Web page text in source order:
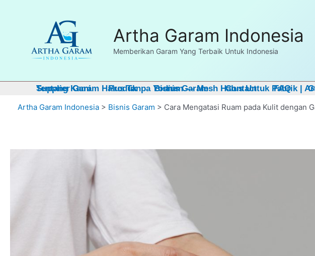
Artha Garam Indonesia
Memberikan Garam Yang Terbaik Untuk Indonesia
Tentang Kami Produk Bisnis Garam Contact FAQ
Supplier Garam Halus Tanpa Yodium — Mesh Halus Untuk Pabrik |
Artha Garam Indonesia > Bisnis Garam > Cara Mengatasi Ruam pada Kulit dengan